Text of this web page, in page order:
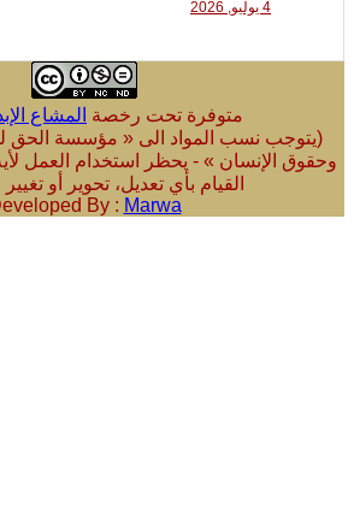
متوفرة تحت رخصةالمشاع الإبداعي، 4.0
نسب المواد الى « مؤسسة الحق لحرية
» - يحظر استخدام العمل لأية غايات
القيام بأي تعديل، تحوير أو تغيير في
Developed By :